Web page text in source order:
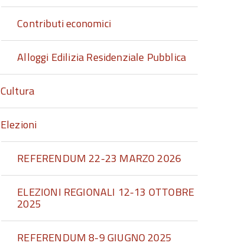
Contributi economici
Alloggi Edilizia Residenziale Pubblica
Cultura
Elezioni
REFERENDUM 22-23 MARZO 2026
ELEZIONI REGIONALI 12-13 OTTOBRE
2025
REFERENDUM 8-9 GIUGNO 2025